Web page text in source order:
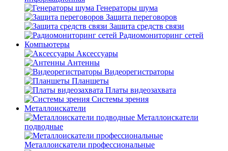
Генераторы шума
Защита переговоров
Защита средств связи
Радиомониторинг сетей
Компьютеры
Аксессуары
Антенны
Видеорегистраторы
Планшеты
Платы видеозахвата
Системы зрения
Металлоискатели
Металлоискатели
подводные
Металлоискатели профессиональные